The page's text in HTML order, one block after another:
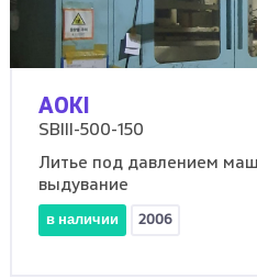
AOKI
SBIII-500-150
Литье под давлением
выдувание
в наличии 2006